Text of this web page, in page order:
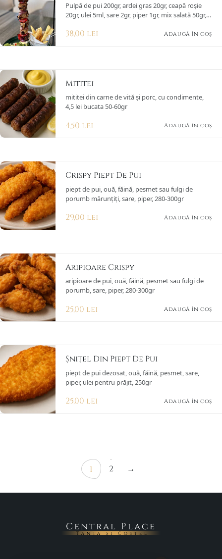
Pulpă de pui 200gr, ardei gras 20gr, ceapă roșie
20gr, ulei 5ml, sare 2gr, piper 1gr, mix salată 50gr,
38,00 lei Adaugă în coș
Mititei
mititei din carne de vită și porc, cu condimente,
4,5 lei bucata 50-60gr
4,50 lei Adaugă în coș
Crispy Piept De Pui
piept de pui, ouă, făină, pesmet sau fulgi de
porumb mărunțiți, sare, piper, 280-300gr
29,00 lei Adaugă în coș
Aripioare Crispy
aripioare de pui, ouă, făină, pesmet sau fulgi de
porumb, sare, piper, 280-300gr
25,00 lei Adaugă în coș
Șnițel Din Piept De Pui
piept de pui dezosat, ouă, făină, pesmet, sare,
piper, ulei pentru prăjit, 250gr
25,00 lei Adaugă în coș
1 2 →
Central Place
Tanța și Costel